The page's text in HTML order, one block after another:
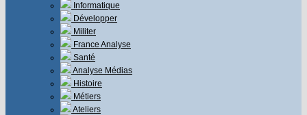
Informatique
Développer
Militer
France Analyse
Santé
Analyse Médias
Histoire
Métiers
Ateliers